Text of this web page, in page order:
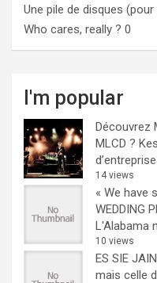
Une pile de disques
Who cares, really ? 0
I'm popular
Découvrez
MLCD ?
14 views
« We have
WEDDING
L'Alabama
10 views
ES SIE
mais celle